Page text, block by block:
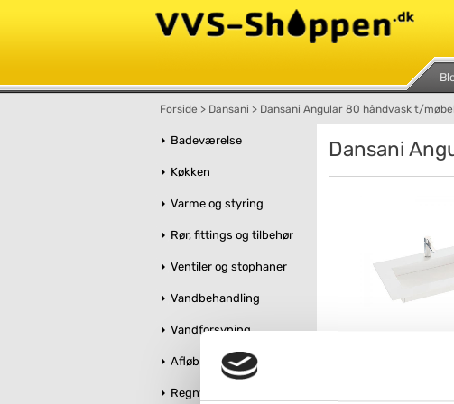
Forside > Dansani > Dansani Angular 80 håndvask t/
Badeværelse
Køkken
Varme og styring
Rør, fittings og tilbehør
Ventiler og stophaner
Vandbehandling
Vandforsyning
Afløb og kloak
Regnvandshåndtering
Dansani